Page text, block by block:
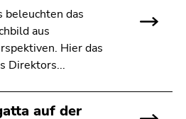
beleuchten das
aus
Hier das
Direktors...
auf der